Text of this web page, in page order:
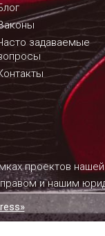
задаваемые
проектов
и нашим